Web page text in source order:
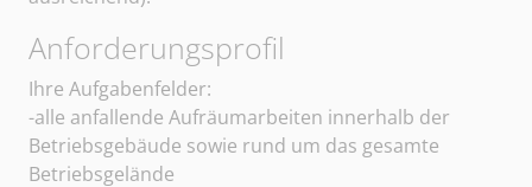
Anforderungsprofil
Ihre Aufgabenfelder:
-alle anfallende Aufräumarbeiten innerhalb der
Betriebsgebäude sowie rund um das gesamte
Betriebsgelände